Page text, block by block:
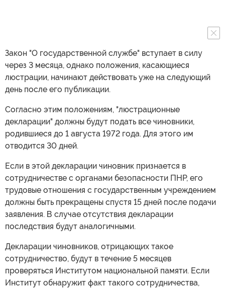
Закон "О государственной службе" вступает в силу
через 3 месяца, однако положения, касающиеся
люстрации, начинают действовать уже на следующий
день после его публикации.
Согласно этим положениям, "люстрационные
декларации" должны будут подать все чиновники,
родившиеся до 1 августа 1972 года. Для этого им
отводится 30 дней.
Если в этой декларации чиновник признается в
сотрудничестве с органами безопасности ПНР, его
трудовые отношения с государственным учреждением
должны быть прекращены спустя 15 дней после подачи
заявления. В случае отсутствия декларации
последствия будут аналогичными.
Декларации чиновников, отрицающих такое
сотрудничество, будут в течение 5 месяцев
проверяться Институтом национальной памяти. Если
Институт обнаружит факт такого сотрудничества,